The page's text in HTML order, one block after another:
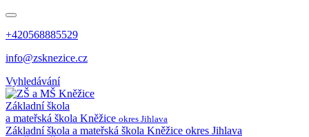
+420568885529
info@zsknezice.cz
Vyhledávání
Základní škola
a mateřská škola Kněžice okres Jihlava
Základní škola a mateřská škola Kněžice okres Jihlava